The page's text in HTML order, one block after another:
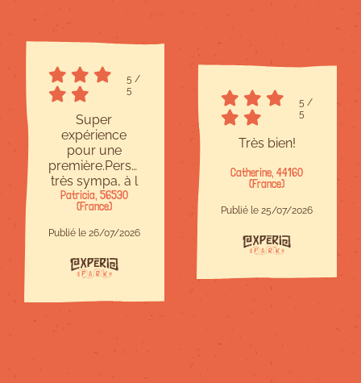
5 /
5
Super
expérience
pour une
première.Personnel
très sympa, à l
écoute et
bienveillant.Site
à taille
humaine,c est
parfait.Il y en a
pour tous les
chacun trouve
recommande !
Patricia, 56530
(France)
Publié le 26/07/2026
5 /
5
Très bien!
Catherine, 44160
(France)
Publié le 25/07/2026